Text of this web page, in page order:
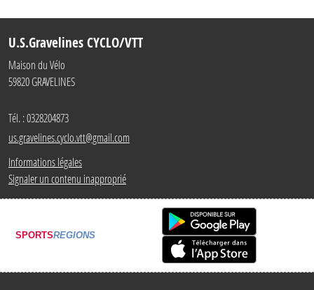
U.S.Gravelines CYCLO/VTT
Maison du Vélo
59820GRAVELINES
Tél. :0328204873
us.gravelines.cyclo.vtt@gmail.com
Informations légales
Signaler un contenu inapproprié
SPORTSREGIONS